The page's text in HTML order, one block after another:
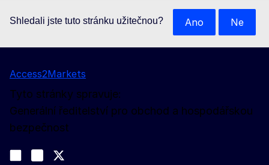
Shledali jste tuto stránku užitečnou? Ano Ne
Access2Markets
Tyto stránky spravuje:
Generální ředitelství pro obchod a hospodářskou
bezpečnost
Join us on LinkedIn
Trade-Off podcast